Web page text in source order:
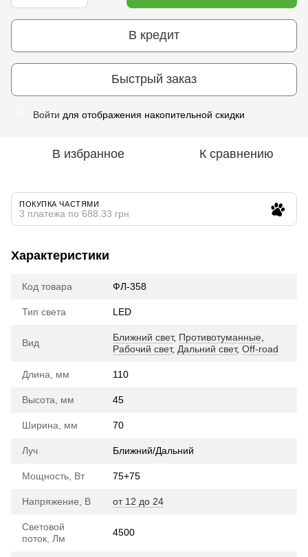
В кредит
Быстрый заказ
Войти для отображения накопительной скидки
В избранное К сравнению
ПОКУПКА ЧАСТЯМИ
3 платежа по 688.33 грн
Характеристики
Код товара ФЛ-358
Тип света LED
Вид Ближний свет, Противотуманные
Рабочий свет, Дальний свет, Off-road
Длина, мм 110
Высота, мм 45
Ширина, мм 70
Луч Ближний/Дальний
Мощность, Вт 75+75
Напряжение, В от 12 до 24
Световой
поток, Лм
4500